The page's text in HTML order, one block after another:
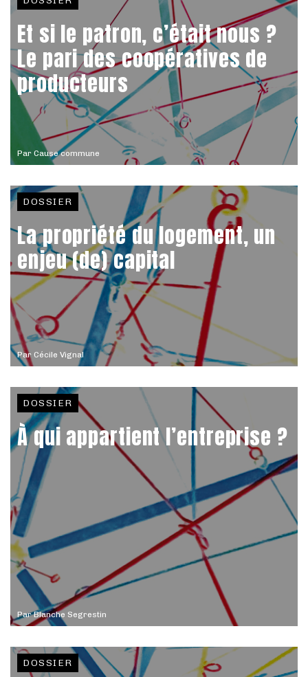
Par Cause commune
Et si le patron, c’était nous ?
Le pari des coopératives de
producteurs
Par Cécile Vignal
DOSSIER
La propriété du logement, un
enjeu (de) capital
ParBlanche Segrestin
DOSSIER
À qui appartient l’entreprise ?
DOSSIER